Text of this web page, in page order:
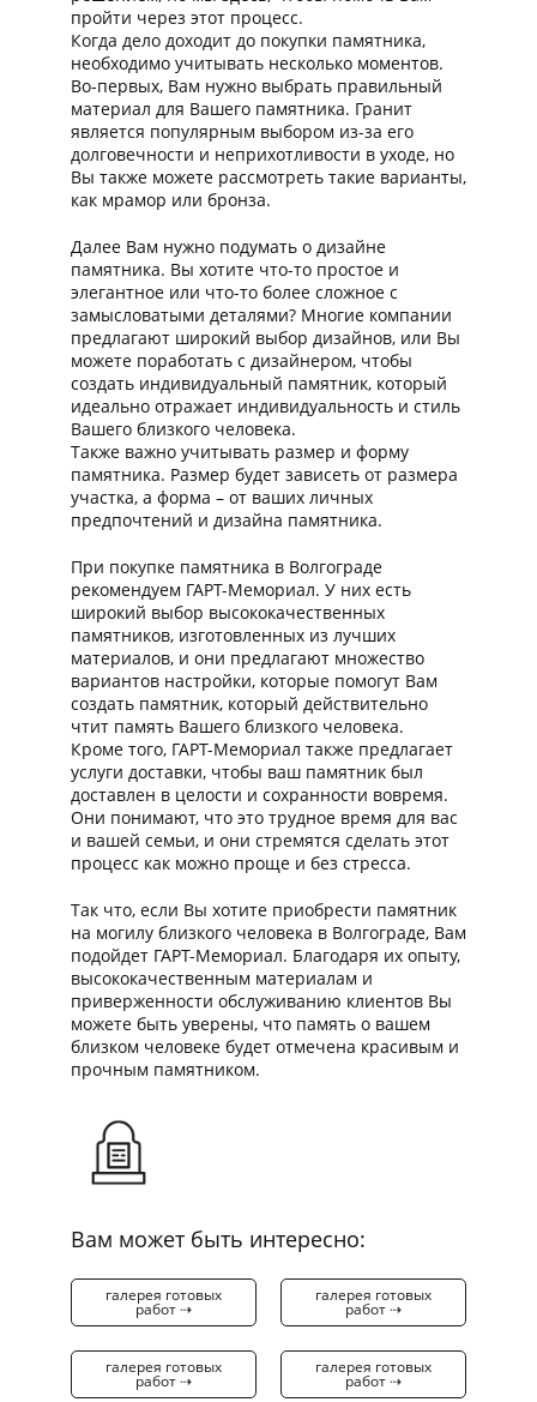
пройти через этот процесс.
Когда дело доходит до покупки памятника,
необходимо учитывать несколько моментов.
Во-первых, Вам нужно выбрать правильный
материал для Вашего памятника. Гранит
является популярным выбором из-за его
долговечности и неприхотливости в уходе, но
Вы также можете рассмотреть такие варианты,
как мрамор или бронза.
Далее Вам нужно подумать о дизайне
памятника. Вы хотите что-то простое и
элегантное или что-то более сложное с
замысловатыми деталями? Многие компании
предлагают широкий выбор дизайнов, или Вы
можете поработать с дизайнером, чтобы
создать индивидуальный памятник, который
идеально отражает индивидуальность и стиль
Вашего близкого человека.
Также важно учитывать размер и форму
памятника. Размер будет зависеть от размера
участка, а форма – от ваших личных
предпочтений и дизайна памятника.
При покупке памятника в Волгограде
рекомендуем ГАРТ-Мемориал. У них есть
широкий выбор высококачественных
памятников, изготовленных из лучших
материалов, и они предлагают множество
вариантов настройки, которые помогут Вам
создать памятник, который действительно
чтит память Вашего близкого человека.
Кроме того, ГАРТ-Мемориал также предлагает
услуги доставки, чтобы ваш памятник был
доставлен в целости и сохранности вовремя.
Они понимают, что это трудное время для вас
и вашей семьи, и они стремятся сделать этот
процесс как можно проще и без стресса.
Так что, если Вы хотите приобрести памятник
на могилу близкого человека в Волгограде, Вам
подойдет ГАРТ-Мемориал. Благодаря их опыту,
высококачественным материалам и
приверженности обслуживанию клиентов Вы
можете быть уверены, что память о вашем
близком человеке будет отмечена красивым и
прочным памятником.
Вам может быть интересно:
галерея готовых
работ ⇢
галерея готовых
работ ⇢
галерея готовых
работ ⇢
галерея готовых
работ ⇢